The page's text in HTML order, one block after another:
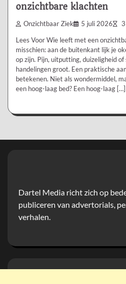
onzichtbare klachten
Onzichtbaar Ziek 5 juli 2026
Lees Voor Wie leeft met een
misschien: aan de buitenkant lijk je
op zijn. Pijn, uitputting, duizeligheid
handelingen groot. Een praktische
betekenen. Niet als wondermiddel,
een hoog-laag bed? Een hoog-laag […]
Dartel Media richt zich op
publiceren van advertorials,
verhalen.